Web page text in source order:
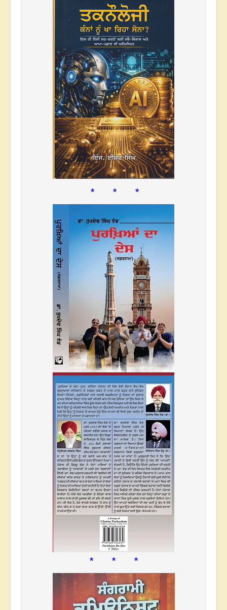
* * *
* * *